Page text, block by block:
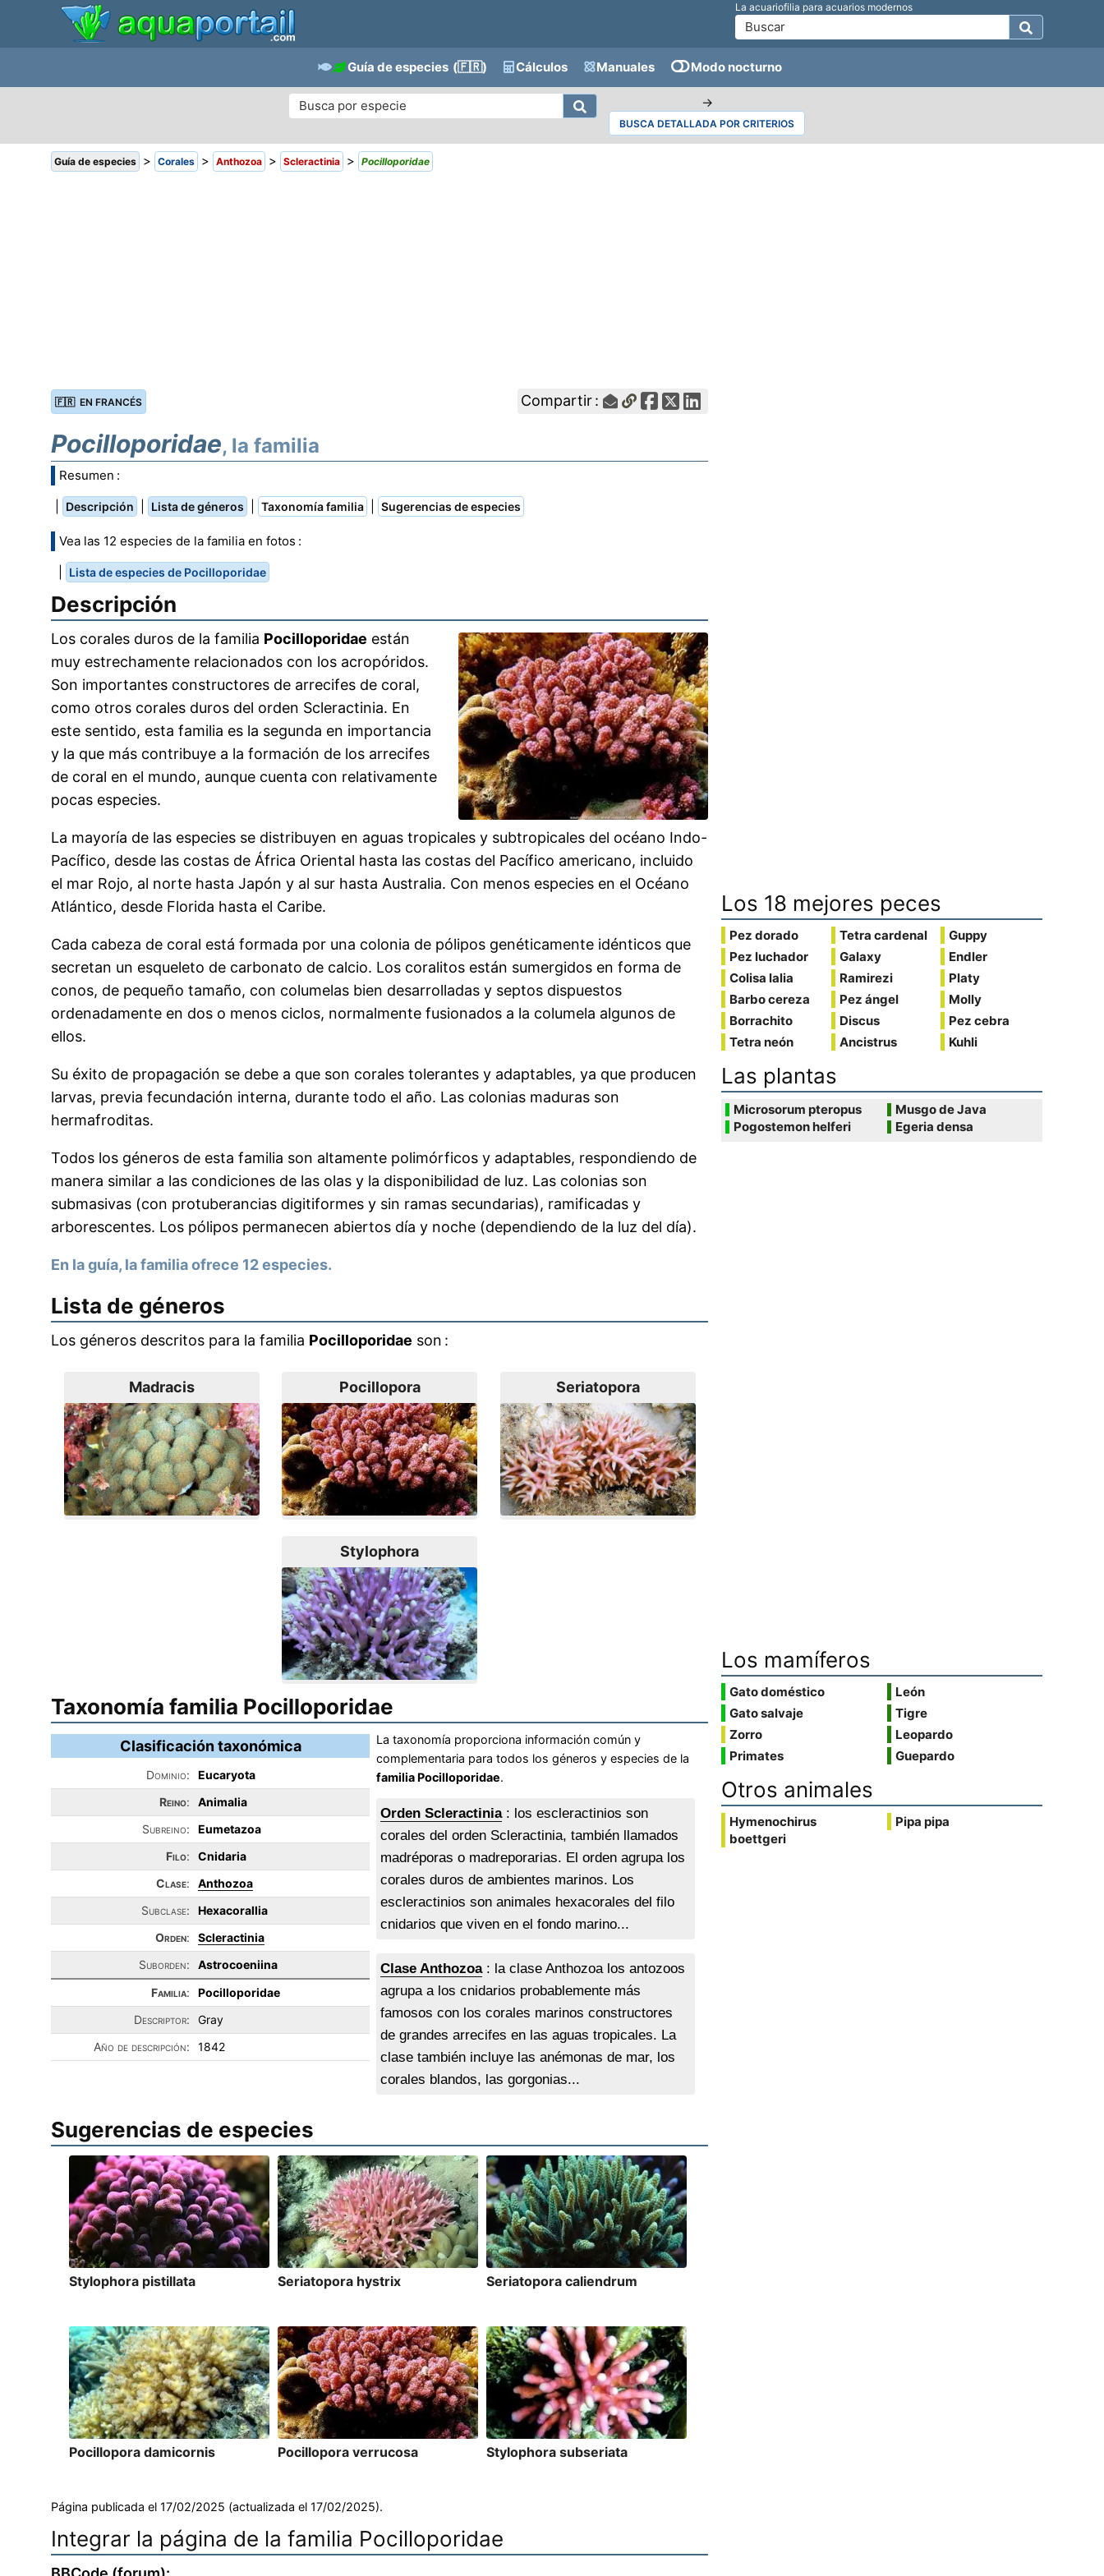
La acuariofilia para acuarios modernos
Guía de especies (🇫🇷) Cálculos Manuales Modo nocturno
→
BUSCA DETALLADA POR CRITERIOS
Guía de especies > Corales > Anthozoa > Scleractinia > Pocilloporidae
🇫🇷 EN FRANCÉS Compartir :
Pocilloporidae, la familia
Resumen :
Descripción Lista de géneros Taxonomía familia Sugerencias de especies
Vea las 12 especies de la familia en fotos :
Lista de especies de Pocilloporidae
Descripción
Los corales duros de la familia Pocilloporidae están
muy estrechamente relacionados con los acropóridos.
Son importantes constructores de arrecifes de coral,
como otros corales duros del orden Scleractinia. En
este sentido, esta familia es la segunda en importancia
y la que más contribuye a la formación de los arrecifes
de coral en el mundo, aunque cuenta con relativamente
pocas especies.
La mayoría de las especies se distribuyen en aguas tropicales y subtropicales del océano Indo-
Pacífico, desde las costas de África Oriental hasta las costas del Pacífico americano, incluido
el mar Rojo, al norte hasta Japón y al sur hasta Australia. Con menos especies en el Océano
Atlántico, desde Florida hasta el Caribe.
Cada cabeza de coral está formada por una colonia de pólipos genéticamente idénticos que
secretan un esqueleto de carbonato de calcio. Los coralitos están sumergidos en forma de
conos, de pequeño tamaño, con columelas bien desarrolladas y septos dispuestos
ordenadamente en dos o menos ciclos, normalmente fusionados a la columela algunos de
ellos.
Su éxito de propagación se debe a que son corales tolerantes y adaptables, ya que producen
larvas, previa fecundación interna, durante todo el año. Las colonias maduras son
hermafroditas.
Todos los géneros de esta familia son altamente polimórficos y adaptables, respondiendo de
manera similar a las condiciones de las olas y la disponibilidad de luz. Las colonias son
submasivas (con protuberancias digitiformes y sin ramas secundarias), ramificadas y
arborescentes. Los pólipos permanecen abiertos día y noche (dependiendo de la luz del día).
En la guía, la familia ofrece 12 especies.
Lista de géneros
Los géneros descritos para la familia Pocilloporidae son :
Madracis Pocillopora Seriatopora
Stylophora
Taxonomía familia Pocilloporidae
Clasificación taxonómica
Dominio:
Eucaryota
Reino:
Animalia
Subreino:
Eumetazoa
Filo:
Cnidaria
Clase:
Anthozoa
Subclase:
Hexacorallia
Orden:
Scleractinia
Suborden:
Astrocoeniina
Familia:
Pocilloporidae
Descriptor:
Gray
Año de descripción:
1842
La taxonomía proporciona información común y
complementaria para todos los géneros y especies de la
familia Pocilloporidae.
Orden Scleractinia: los escleractinios son
corales del orden Scleractinia, también llamados
madréporas o madreporarias. El orden agrupa los
corales duros de ambientes marinos. Los
escleractinios son animales hexacorales del filo
cnidarios que viven en el fondo marino...
Clase Anthozoa: la clase Anthozoa los antozoos
agrupa a los cnidarios probablemente más
famosos con los corales marinos constructores
de grandes arrecifes en las aguas tropicales. La
clase también incluye las anémonas de mar, los
corales blandos, las gorgonias...
Sugerencias de especies
Stylophora pistillata Seriatopora hystrix Seriatopora caliendrum
Pocillopora damicornis Pocillopora verrucosa Stylophora subseriata
Página publicada el 17/02/2025 (actualizada el 17/02/2025).
Integrar la página de la familia Pocilloporidae
Los 18 mejores peces
Pez dorado
Pez luchador
Colisa lalia
Barbo cereza
Borrachito
Tetra neón
Tetra cardenal
Galaxy
Ramirezi
Pez ángel
Discus
Ancistrus
Guppy
Endler
Platy
Molly
Pez cebra
Kuhli
Las plantas
Microsorum pteropus
Pogostemon helferi
Musgo de Java
Egeria densa
Los mamíferos
Gato doméstico
Gato salvaje
Zorro
Primates
León
Tigre
Leopardo
Guepardo
Otros animales
Hymenochirus
boettgeri
Pipa pipa